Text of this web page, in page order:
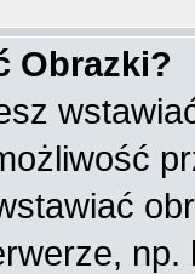
Obrazki?